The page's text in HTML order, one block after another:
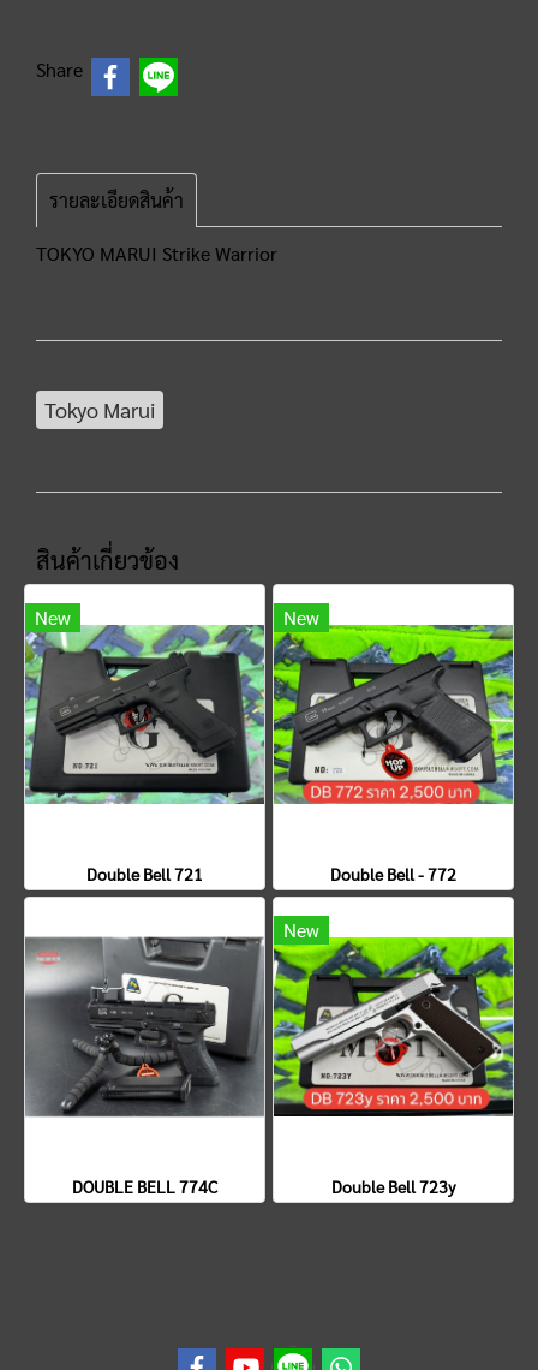
Share
รายละเอียดสินค้า
TOKYO MARUI Strike Warrior
Tokyo Marui
สินค้าเกี่ยวข้อง
New
Double Bell 721
New
Double Bell - 772
DOUBLE BELL 774C
New
Double Bell 723y